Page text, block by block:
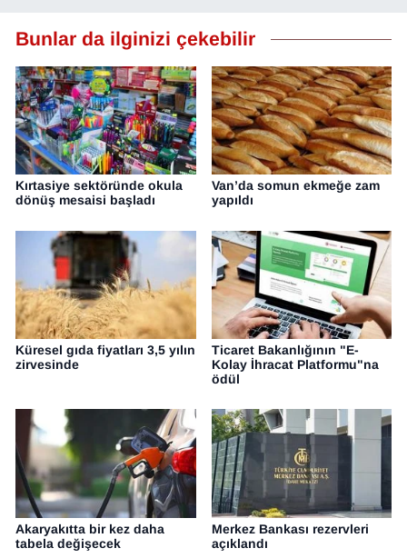
Bunlar da ilginizi çekebilir
Kırtasiye sektöründe okula
dönüş mesaisi başladı
Van’da somun ekmeğe zam
yapıldı
Küresel gıda fiyatları 3,5 yılın
zirvesinde
Ticaret Bakanlığının "E-
Kolay İhracat Platformu"na
ödül
Akaryakıtta bir kez daha
tabela değişecek
Merkez Bankası rezervleri
açıklandı
VAN'DA SPOR
Vasıta
YAŞAM
YEREL